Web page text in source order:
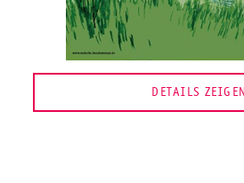
DETAILS ZEIGEN